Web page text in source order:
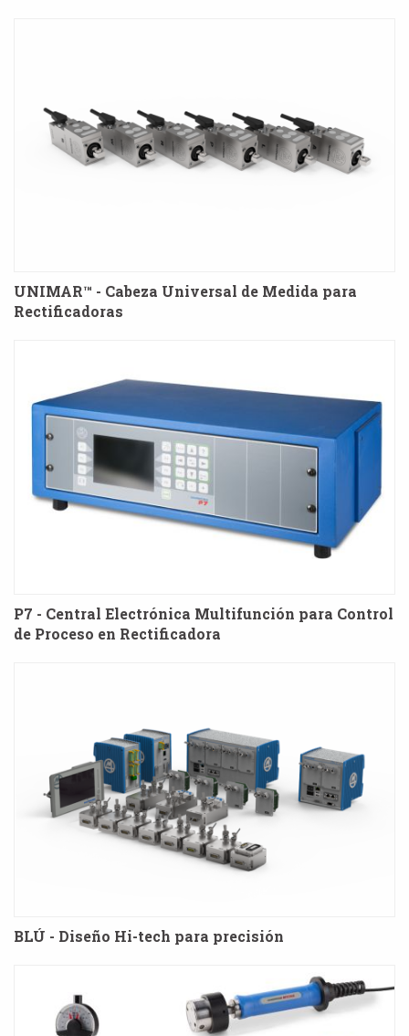
UNIMAR™ - Cabeza Universal de Medida para
Rectificadoras
P7 - Central Electrónica Multifunción para Control
de Proceso en Rectificadora
BLÚ - Diseño Hi-tech para precisión